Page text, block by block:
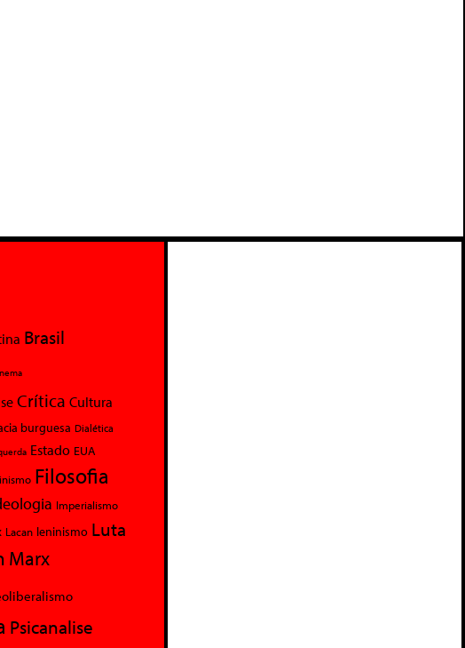
Brasil
Crítica Cultura
burguesa Dialética
Estado EUA
Filosofia
Imperialismo
Lacan leninismo Luta
Marx
Psicanalise